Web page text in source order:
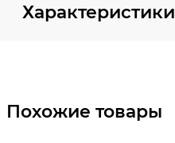
Характеристики
Похожие товары